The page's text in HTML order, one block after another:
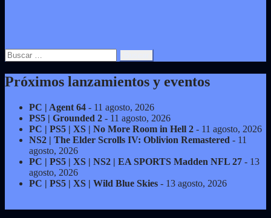
Buscar:
Próximos lanzamientos y eventos
PC | Agent 64 - 11 agosto, 2026
PS5 | Grounded 2 - 11 agosto, 2026
PC | PS5 | XS | No More Room in Hell 2 - 11 agosto, 2026
NS2 | The Elder Scrolls IV: Oblivion Remastered - 11
agosto, 2026
PC | PS5 | XS | NS2 | EA SPORTS Madden NFL 27 - 13
agosto, 2026
PC | PS5 | XS | Wild Blue Skies - 13 agosto, 2026